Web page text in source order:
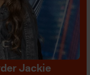
Jackie